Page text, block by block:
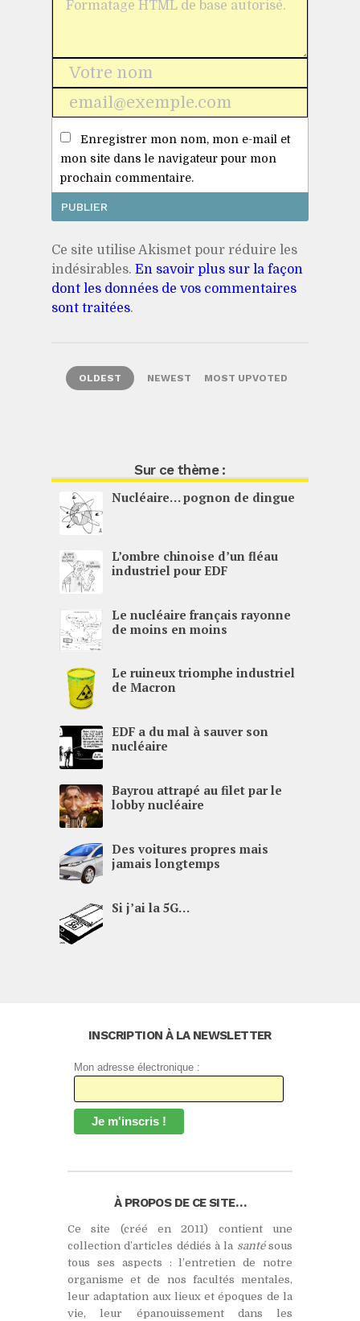
Nom
E-
mailEnregistrer mon nom, mon e-mail et
mon site dans le navigateur pour mon
prochain commentaire.
Ce site utilise Akismet pour réduire les
indésirables. En savoir plus sur la façon
dont les données de vos commentaires
sont traitées.
OLDEST NEWEST MOST UPVOTED
Sur ce thème :
Nucléaire… pognon de dingue
L’ombre chinoise d’un fléau
industriel pourEDF
Le nucléaire français rayonne
de moins en moins
Le ruineux triomphe industriel
de Macron
EDF a du mal à sauver son
nucléaire
Bayrou attrapé au filet par le
lobby nucléaire
Des voitures propres mais
jamais longtemps
Si j’ai la 5G…
INSCRIPTION À LA NEWSLETTER
Mon adresse électronique :
À PROPOS DE CE SITE…
Ce site (créé en 2011) contient une
collection d’articles dédiés à la santésous
tous ses aspects : l’entretien de notre
organisme et de nos facultés mentales,
leur adaptation aux lieux et époques de la
vie, leur épanouissement dans les